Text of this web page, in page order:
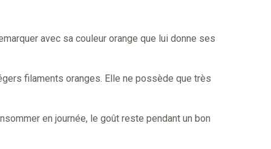
avec sa couleur orange que lui donne ses
filaments oranges. Elle ne possède que très
en journée, le goût reste pendant un bon